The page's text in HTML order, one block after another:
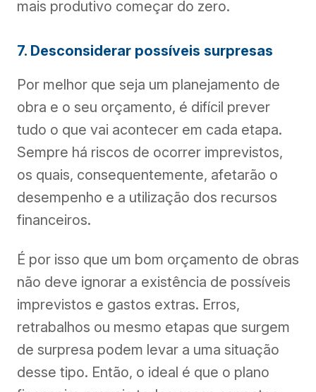
mais produtivo começar do zero.
7. Desconsiderar possíveis surpresas
Por melhor que seja um planejamento de
obra e o seu orçamento, é difícil prever
tudo o que vai acontecer em cada etapa.
Sempre há riscos de ocorrer imprevistos,
os quais, consequentemente, afetarão o
desempenho e a utilização dos recursos
financeiros.
É por isso que um bom orçamento de obras
não deve ignorar a existência de possíveis
imprevistos e gastos extras. Erros,
retrabalhos ou mesmo etapas que surgem
de surpresa podem levar a uma situação
desse tipo. Então, o ideal é que o plano